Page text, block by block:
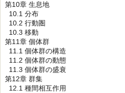
第10章 生息地
10.1 分布
10.2 行動圏
10.3 移動
第11章 個体群
11.1 個体群の構造
11.2 個体群の動態
11.3 個体群の盛衰
第12章 群集
12.1 種間相互作用